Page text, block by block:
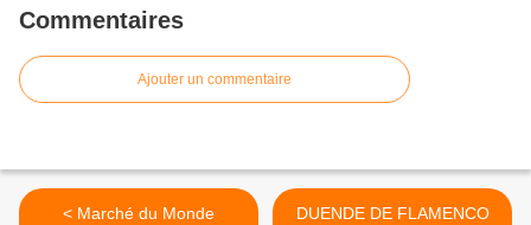
Commentaires
Ajouter un commentaire
< Marché du Monde
DUENDE DE FLAMENCO